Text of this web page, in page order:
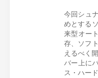
今回シュ
めとする
来型オー
存、ソフ
えるべく
バー上に
ス・ハー